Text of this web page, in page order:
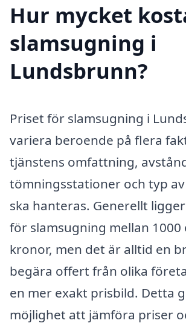
Hur mycket
slamsugning i
Lundsbrunn?
Priset för slamsugning i
variera beroende på flera
tjänstens omfattning,
tömningsstationer och typ
ska hanteras. Generellt
för slamsugning mellan 1000
kronor, men det är alltid en
begära offert från olika
en mer exakt prisbild. Detta
möjlighet att jämföra priser